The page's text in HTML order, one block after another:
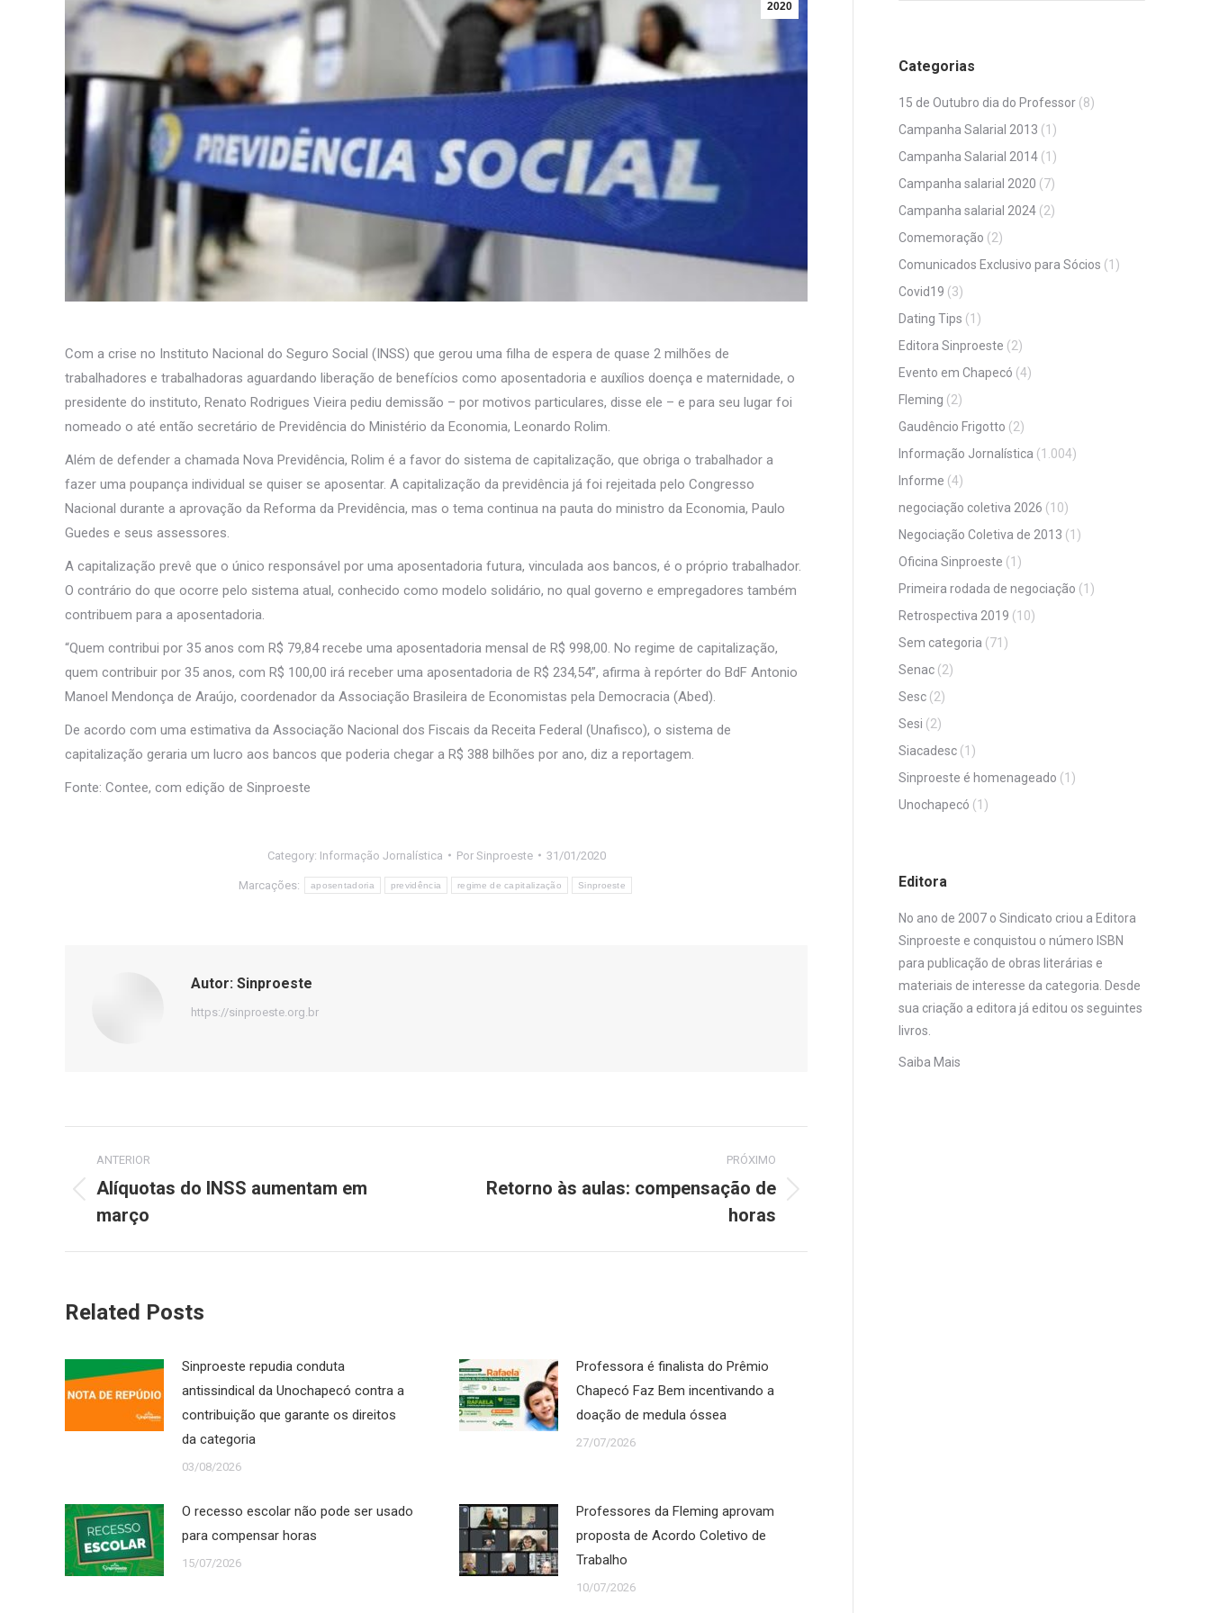
2020
Com a crise no Instituto Nacional do Seguro Social (INSS) que gerou uma filha de espera de quase 2 milhões de
trabalhadores e trabalhadoras aguardando liberação de benefícios como aposentadoria e auxílios doença e maternidade, o
presidente do instituto, Renato Rodrigues Vieira pediu demissão – por motivos particulares, disse ele – e para seu lugar foi
nomeado o até então secretário de Previdência do Ministério da Economia, Leonardo Rolim.
Além de defender a chamada Nova Previdência, Rolim é a favor do sistema de capitalização, que obriga o trabalhador a
fazer uma poupança individual se quiser se aposentar. A capitalização da previdência já foi rejeitada pelo Congresso
Nacional durante a aprovação da Reforma da Previdência, mas o tema continua na pauta do ministro da Economia, Paulo
Guedes e seus assessores.
A capitalização prevê que o único responsável por uma aposentadoria futura, vinculada aos bancos, é o próprio trabalhador.
O contrário do que ocorre pelo sistema atual, conhecido como modelo solidário, no qual governo e empregadores também
contribuem para a aposentadoria.
“Quem contribui por 35 anos com R$ 79,84 recebe uma aposentadoria mensal de R$ 998,00. No regime de capitalização,
quem contribuir por 35 anos, com R$ 100,00 irá receber uma aposentadoria de R$ 234,54”, afirma à repórter do BdF Antonio
Manoel Mendonça de Araújo, coordenador da Associação Brasileira de Economistas pela Democracia (Abed).
De acordo com uma estimativa da Associação Nacional dos Fiscais da Receita Federal (Unafisco), o sistema de
capitalização geraria um lucro aos bancos que poderia chegar a R$ 388 bilhões por ano, diz a reportagem.
Fonte: Contee, com edição de Sinproeste
Category: Informação Jornalística Por Sinproeste 31/01/2020
Marcações: aposentadoria previdência regime de capitalização Sinproeste
Autor: Sinproeste
https://sinproeste.org.br
de
post:
ANTERIOR
Post
anterior:
Alíquotas do INSS aumentam em
março
PRÓXIMO
Próximo
Retorno às aulas: compensação de
horas
Related Posts
Sinproeste repudia conduta
antissindical da Unochapecó contra a
contribuição que garante os direitos
da categoria
03/08/2026
Professora é finalista do Prêmio
Chapecó Faz Bem incentivando a
doação de medula óssea
27/07/2026
O recesso escolar não pode ser usado
para compensar horas
15/07/2026
Professores da Fleming aprovam
proposta de Acordo Coletivo de
Trabalho
10/07/2026
Categorias
15 de Outubro dia do Professor (8)
Campanha Salarial 2013 (1)
Campanha Salarial 2014 (1)
Campanha salarial 2020 (7)
Campanha salarial 2024 (2)
Comemoração (2)
Comunicados Exclusivo para Sócios (1)
Covid19 (3)
Dating Tips (1)
Editora Sinproeste (2)
Evento em Chapecó (4)
Fleming (2)
Gaudêncio Frigotto (2)
Informação Jornalística (1.004)
Informe (4)
negociação coletiva 2026 (10)
Negociação Coletiva de 2013 (1)
Oficina Sinproeste (1)
Primeira rodada de negociação (1)
Retrospectiva 2019 (10)
Sem categoria (71)
Senac (2)
Sesc (2)
Sesi (2)
Siacadesc (1)
Sinproeste é homenageado (1)
Unochapecó (1)
Editora
No ano de 2007 o Sindicato criou a Editora
Sinproeste e conquistou o número ISBN
para publicação de obras literárias e
materiais de interesse da categoria. Desde
sua criação a editora já editou os seguintes
livros.
Saiba Mais